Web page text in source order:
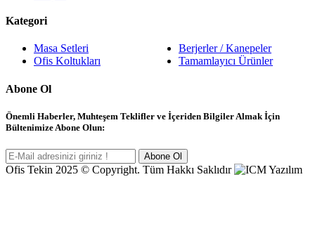
Kategori
Masa Setleri
Ofis Koltukları
Berjerler / Kanepeler
Tamamlayıcı Ürünler
Abone Ol
Önemli Haberler, Muhteşem Teklifler ve İçeriden Bilgiler Almak İçin
Bültenimize Abone Olun:
Abone Ol
Ofis Tekin 2025 © Copyright. Tüm Hakkı Saklıdır